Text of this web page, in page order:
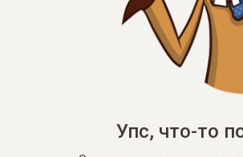
Упс, что-то